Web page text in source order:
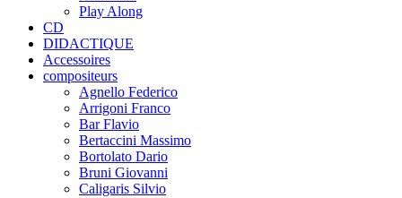
Play Along
CD
DIDACTIQUE
Accessoires
compositeurs
Agnello Federico
Arrigoni Franco
Bar Flavio
Bertaccini Massimo
Bortolato Dario
Bruni Giovanni
Caligaris Silvio